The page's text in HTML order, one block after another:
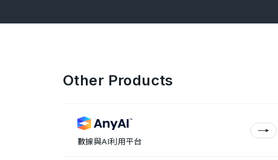
Other Products
數據與AI利用平台